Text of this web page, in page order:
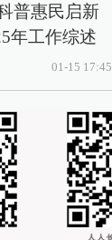
普惠民启新
工作综述
01-15 17:45